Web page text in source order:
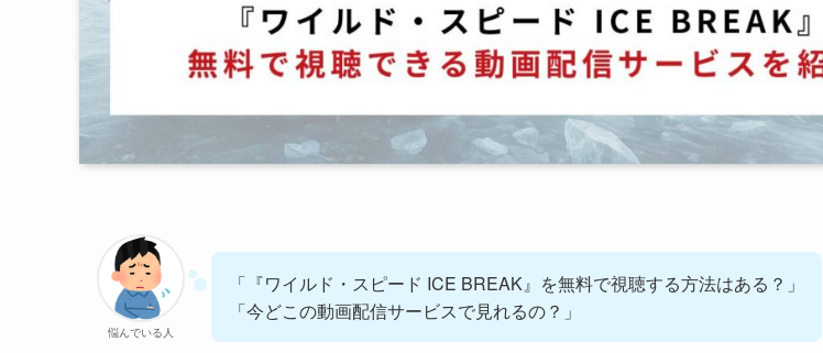
悩んでいる人
「『ワイルド・スピード ICE BREAK』を無料で視聴する方法はある？」
「今どこの動画配信サービスで見れるの？」